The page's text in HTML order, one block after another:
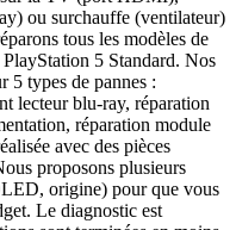
ou surchauffe (ventilateur)
tous les modèles de
5 Standard. Nos
5 types de pannes :
lecteur blu-ray, réparation
réparation module
avec des pièces
proposons plusieurs
origine) pour que vous
Le diagnostic est